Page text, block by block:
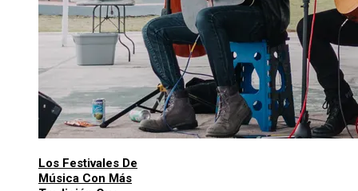
Los Festivales De
Música Con Más